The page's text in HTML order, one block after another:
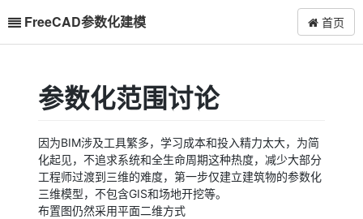
FreeCAD参数化建模 首页
参数化范围讨论
因为BIM涉及工具繁多，学习成本和投入精力太大，为简
化起见，不追求系统和全生命周期这种热度，减少大部分
工程师过渡到三维的难度，第一步仅建立建筑物的参数化
三维模型，不包含GIS和场地开挖等。
布置图仍然采用平面二维方式